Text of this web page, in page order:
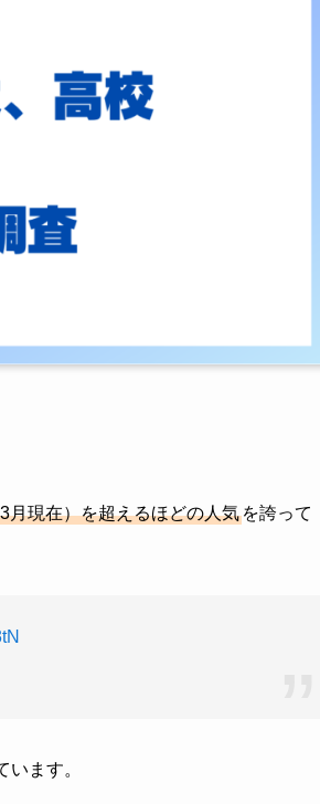
月現在）を超えるほどの人気 を誇って
ます。